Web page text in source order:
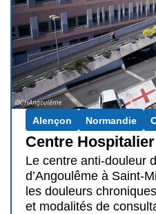
Alençon Normandie
Centre
Le centre anti-douleur
d’Angoulême à Saint-
les douleurs
et modalités de